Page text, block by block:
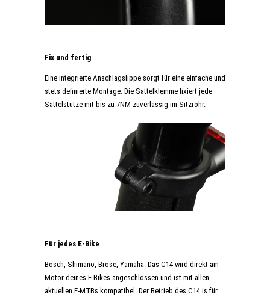
Fix und fertig
Eine integrierte Anschlagslippe sorgt für eine einfache und
stets definierte Montage. Die Sattelklemme fixiert jede
Sattelstütze mit bis zu 7NM zuverlässig im Sitzrohr.
Für jedes E-Bike
Bosch, Shimano, Brose, Yamaha: Das C14 wird direkt am
Motor deines E-Bikes angeschlossen und ist mit allen
aktuellen E-MTBs kompatibel. Der Betrieb des C14 is für